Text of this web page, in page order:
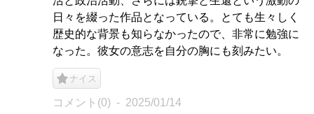
日々を綴った作品となっている。とても生々しく
歴史的な背景も知らなかったので、非常に勉強に
なった。彼女の意志を自分の胸にも刻みたい。
ナイス
コメント(0) 2025/01/14